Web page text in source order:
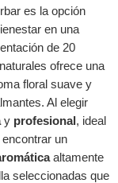
es la opción
en una
de 20
ofrece una
floral suave y
Al elegir
y profesional, ideal
un
altamente
seleccionadas que